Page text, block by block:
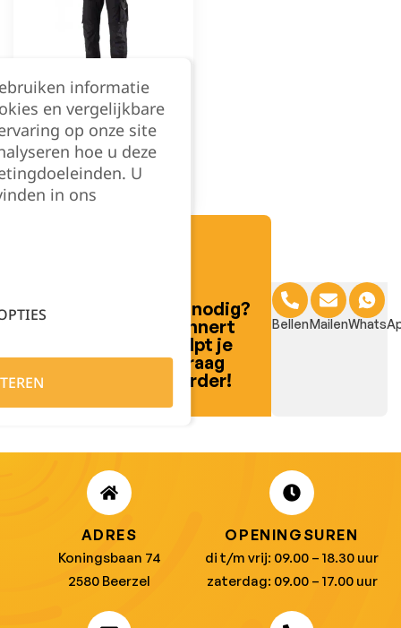
1070PB-W Dames
Stretch Werkbroek met
zakken Zwart
€139,00 excl. BTW
Hulp nodig?
Lennert
helpt je
graag
verder!
BellenMailen
ADRES
Koningsbaan 74
2580 Beerzel
OPENINGSUREN
di t/m vrij: 09.00 – 18.30 uur
zaterdag: 09.00 – 17.00 uur
informatie
en vergelijkbare
op onze site
hoe u deze
U
in ons